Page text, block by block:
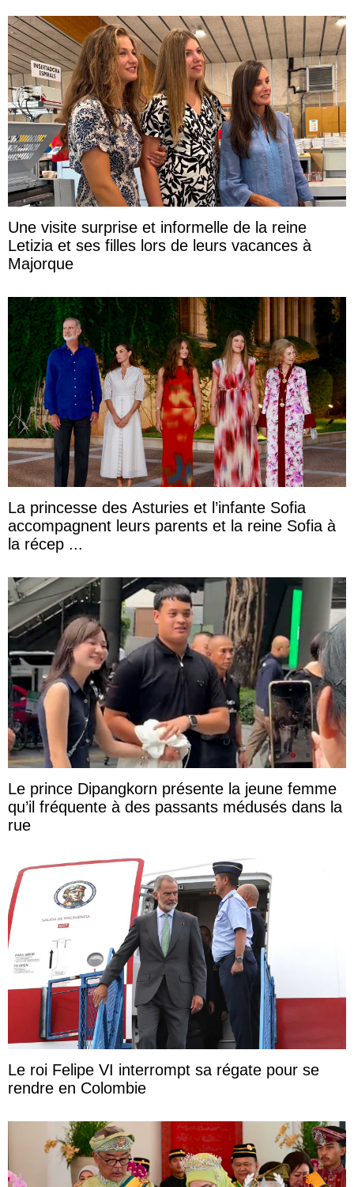
Une visite surprise et informelle de la reine
Letizia et ses filles lors de leurs vacances à
Majorque
La princesse des Asturies et l’infante Sofia
accompagnent leurs parents et la reine Sofia à
la récep ...
Le prince Dipangkorn présente la jeune femme
qu’il fréquente à des passants médusés dans la
rue
Le roi Felipe VI interrompt sa régate pour se
rendre en Colombie